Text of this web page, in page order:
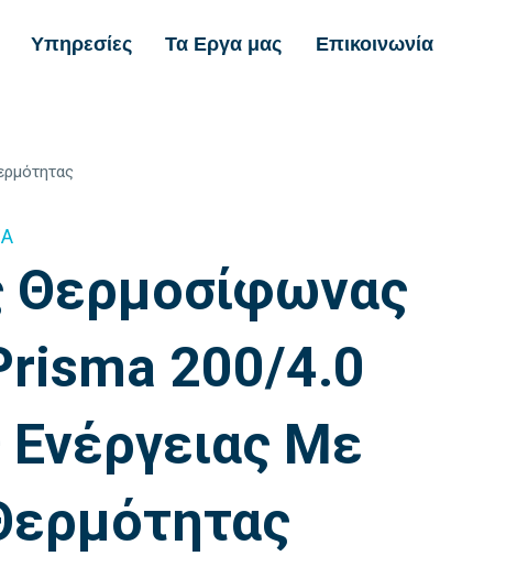
Υπηρεσίες Τα Εργα μας Επικοινωνία
Θερμοσίφωνας
200/4.0
Ενέργειας Με